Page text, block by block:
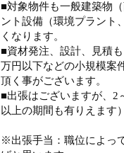
■対象物件も一般建築物
ント設備（環境プラント
くなります。
■資材発注、設計、見積
万円以下などの小規模案
頂く事がございます。
■出張はございますが、2
以上の期間も有りえます）
※出張手当：職位によっ